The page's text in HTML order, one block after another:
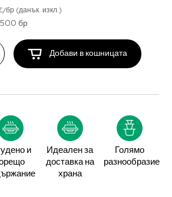
бр (данък. изкл.)
500 бр
Добави в кошницата
и
Идеален за
доставка на
храна
Голямо
разнообразие